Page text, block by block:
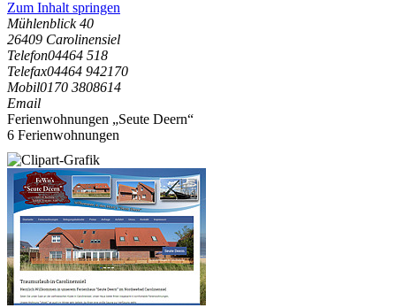
Zum Inhalt springen
Mühlenblick 40
26409 Carolinensiel
Telefon04464 518
Telefax04464 942170
Mobil0170 3808614
Email
Ferienwohnungen „Seute Deern“
6 Ferienwohnungen